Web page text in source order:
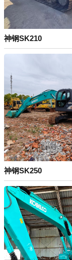
神钢SK210
神钢SK250